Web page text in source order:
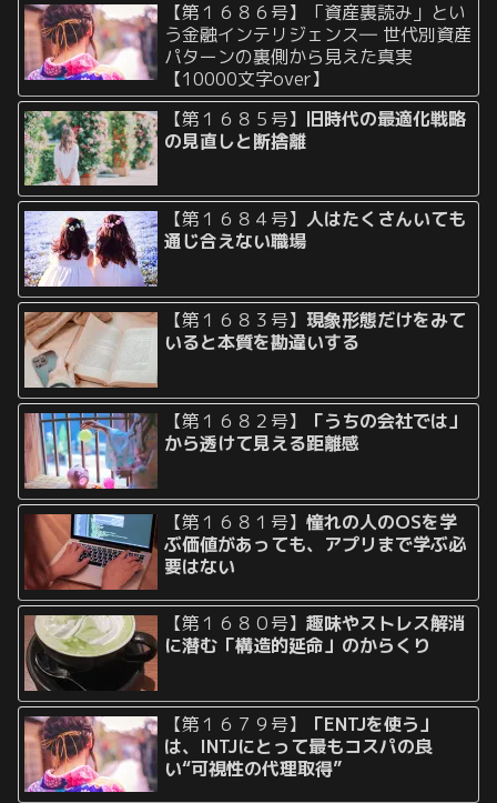
【第１６８６号】「資産裏読み」とい
う金融インテリジェンス― 世代別資産
パターンの裏側から見えた真実
【10000文字over】
【第１６８５号】 旧時代の最適化戦略
の見直しと断捨離
【第１６８４号】人はたくさんいても
通じ合えない職場
【第１６８３号】現象形態だけをみて
いると本質を勘違いする
【第１６８２号】
「うちの会社では」
から透けて見える距離感
【第１６８１号】憧れの人のOSを学
ぶ価値があっても、アプリまで学ぶ必
要はない
【第１６８０号】趣味やストレス解消
に潜む「構造的延命」のからくり
【第１６７９号】
「ENTJを使う」
は、INTJにとって最もコスパの良
い“可視性の代理取得”